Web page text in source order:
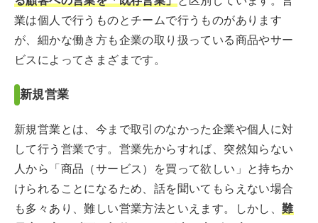
業は個人で行うものとチームで行うものがあります
が、細かな働き方も企業の取り扱っている商品やサー
ビスによってさまざまです。
新規営業
新規営業とは、今まで取引のなかった企業や個人に対
して行う営業です。営業先からすれば、突然知らない
人から「商品（サービス）を買って欲しい」と持ちか
けられることになるため、話を聞いてもらえない場合
も多々あり、難しい営業方法といえます。しかし、難